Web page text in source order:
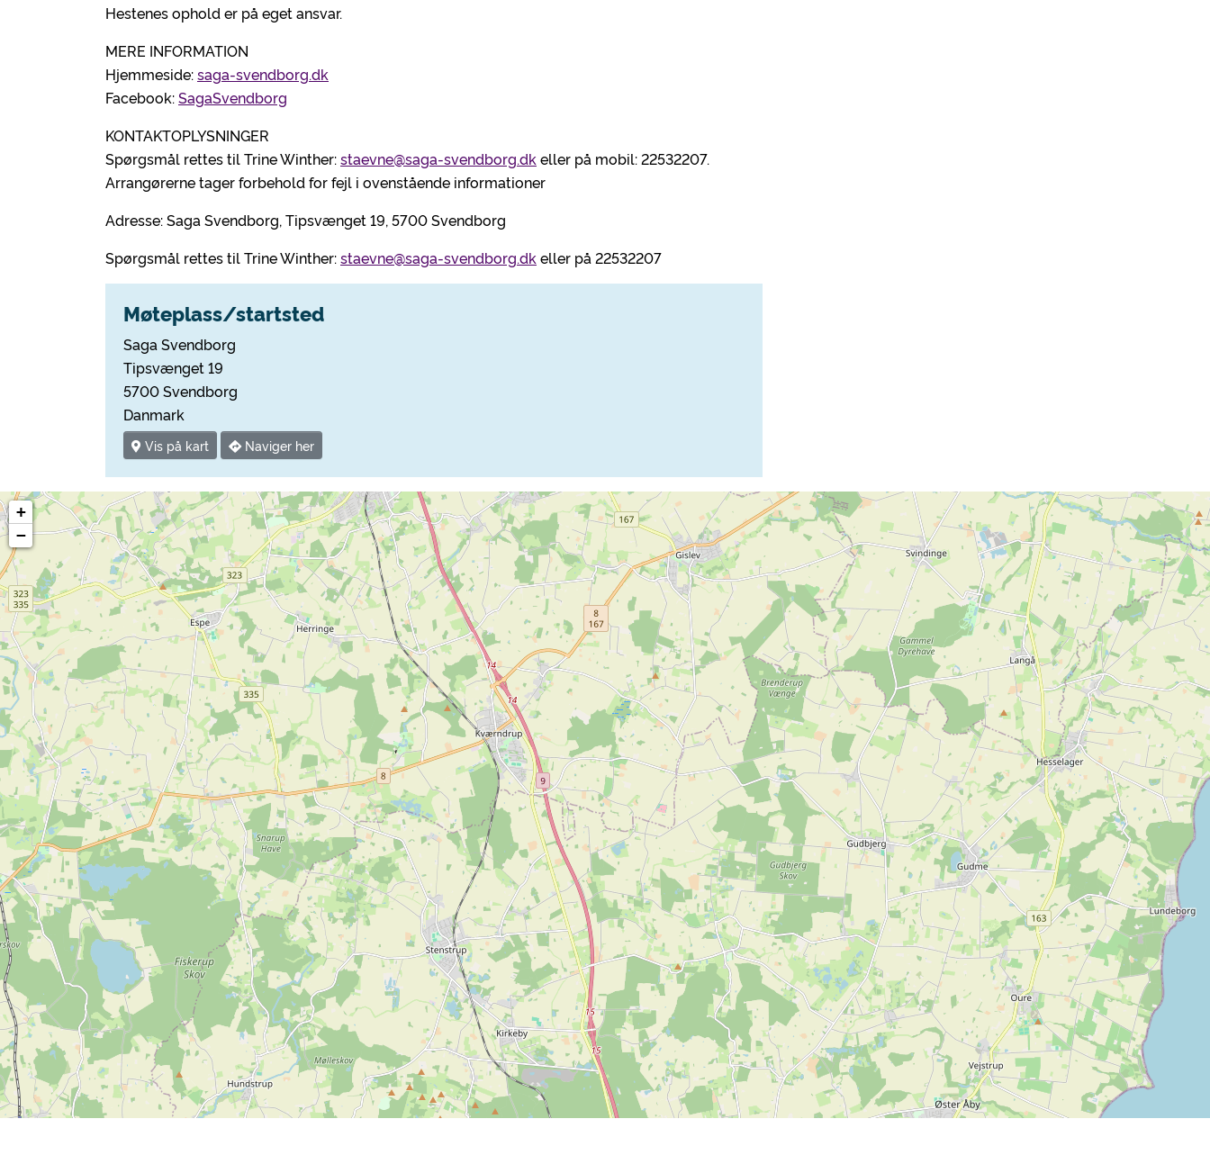
Hestenes ophold er på eget ansvar.
MERE INFORMATION
Hjemmeside:saga-svendborg.dk
Facebook:SagaSvendborg
KONTAKTOPLYSNINGER
Spørgsmål rettes til Trine Winther:staevne@saga-svendborg.dk eller på mobil: 22532207.
Arrangørerne tager forbehold for fejl i ovenstående informationer
Adresse: Saga Svendborg, Tipsvænget 19, 5700 Svendborg
Spørgsmål rettes til Trine Winther:staevne@saga-svendborg.dk eller på 22532207
Møteplass/startsted
Saga Svendborg
Tipsvænget 19
5700 Svendborg
Danmark
Vis på kart Naviger her
+
−